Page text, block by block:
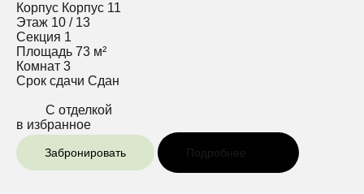
Корпус Корпус 11
Этаж 10 / 13
Секция 1
Площадь 73 м²
Комнат 3
Срок сдачи Сдан
С отделкой
в избранное
Забронировать Подробнее